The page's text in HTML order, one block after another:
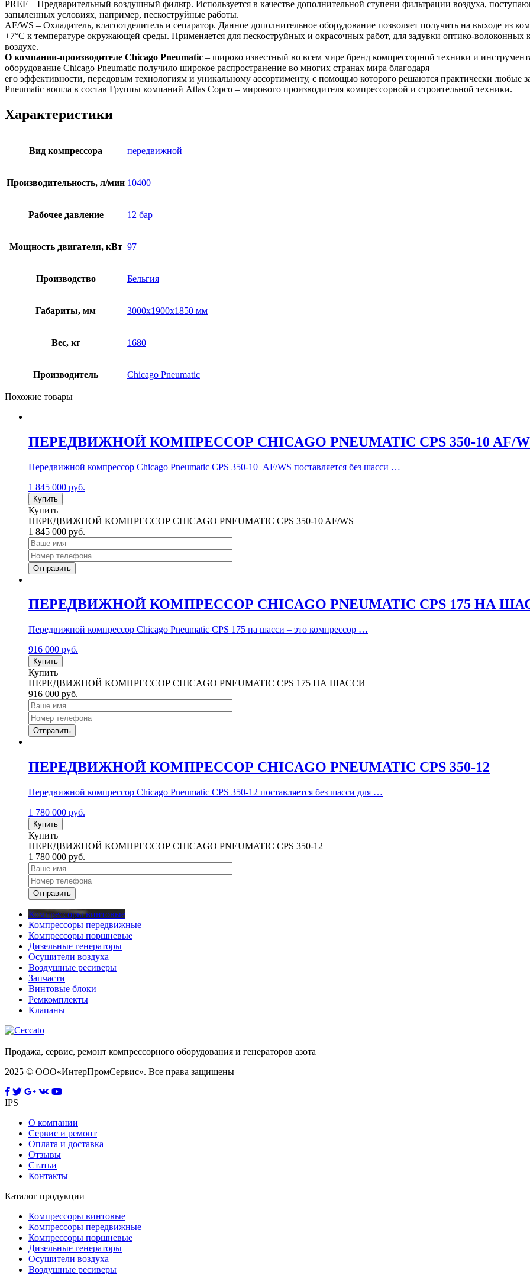
PREF – Предварительный воздушный фильтр. Используется в качестве дополнительной ступени фильтрации воздуха,
запыленных условиях, например, пескоструйные работы.
AF/WS – Охладитель, влагоотделитель и сепаратор. Данное дополнительное оборудование позволяет получить на выходе из
+7°C к температуре окружающей среды. Применяется для пескоструйных и окрасочных работ, для задувки оптико-волоконных
воздухе.
О компании-производителе Chicago Pneumatic – широко известный во всем мире бренд компрессорной техники и
оборудование Chicago Pneumatic получило широкое распространение во многих странах мира благодаря
его эффективности, передовым технологиям и уникальному ассортименту, с помощью которого решаются практически любые
Pneumatic вошла в состав Группы компаний Atlas Copco – мирового производителя компрессорной и строительной техники.
Характеристики
Вид компрессора передвижной
Производительность, л/мин 10400
Рабочее давление 12 бар
Мощность двигателя, кВт 97
Производство Бельгия
Габариты, мм 3000х1900х1850 мм
Вес, кг 1680
Производитель Chicago Pneumatic
Похожие товары
ПЕРЕДВИЖНОЙ КОМПРЕССОР CHICAGO PNEUMATIC CPS 350-10 AF/
Передвижной компрессор Chicago Pneumatic CPS 350-10 AF/WS поставляется без шасси …
1 845 000 руб.
Купить
Купить
ПЕРЕДВИЖНОЙ КОМПРЕССОР CHICAGO PNEUMATIC CPS 350-10 AF/WS
1 845 000 руб.
ПЕРЕДВИЖНОЙ КОМПРЕССОР CHICAGO PNEUMATIC CPS 175 НА
Передвижной компрессор Chicago Pneumatic CPS 175 на шасси – это компрессор …
916 000 руб.
Купить
Купить
ПЕРЕДВИЖНОЙ КОМПРЕССОР CHICAGO PNEUMATIC CPS 175 НА ШАССИ
916 000 руб.
ПЕРЕДВИЖНОЙ КОМПРЕССОР CHICAGO PNEUMATIC CPS 350-12
Передвижной компрессор Chicago Pneumatic CPS 350-12 поставляется без шасси для …
1 780 000 руб.
Купить
Купить
ПЕРЕДВИЖНОЙ КОМПРЕССОР CHICAGO PNEUMATIC CPS 350-12
1 780 000 руб.
Компрессоры винтовые
Компрессоры передвижные
Компрессоры поршневые
Дизельные генераторы
Осушители воздуха
Воздушные ресиверы
Запчасти
Винтовые блоки
Ремкомплекты
Клапаны
Продажа, сервис, ремонт компрессорного оборудования и генераторов азота
2025 © ООО«ИнтерПромСервис». Все права защищены
IPS
О компании
Сервис и ремонт
Оплата и доставка
Отзывы
Статьи
Контакты
Каталог продукции
Компрессоры винтовые
Компрессоры передвижные
Компрессоры поршневые
Дизельные генераторы
Осушители воздуха
Воздушные ресиверы